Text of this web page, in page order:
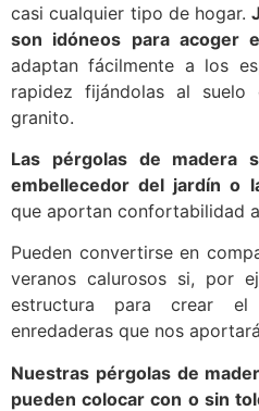
casi cualquier tipo de hogar.
son idóneos para acoger
adaptan fácilmente a los
rapidez fijándolas al
granito.
Las pérgolas de madera
embellecedor del jardín o
que aportan confortabilidad
Pueden convertirse en
veranos calurosos si, por
estructura para crear el
enredaderas que nos
Nuestras pérgolas de
pueden colocar con o sin